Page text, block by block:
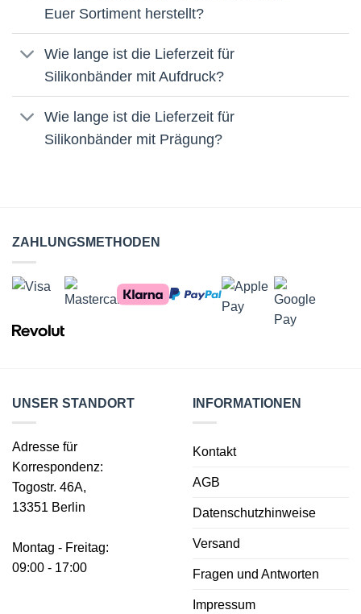
Euer Sortiment herstellt?
Wie lange ist die Lieferzeit für
Silikonbänder mit Aufdruck?
Wie lange ist die Lieferzeit für
Silikonbänder mit Prägung?
ZAHLUNGSMETHODEN
UNSER STANDORT
Adresse für
Korrespondenz:
Togostr. 46A,
13351 Berlin
Montag - Freitag:
09:00 - 17:00
INFORMATIONEN
Kontakt
AGB
Datenschutzhinweise
Versand
Fragen und Antworten
Impressum